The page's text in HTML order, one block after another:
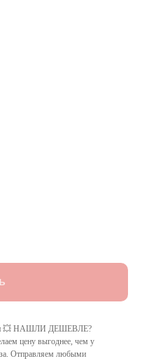
💥 НАШЛИ ДЕШЕВЛЕ?
цену выгоднее, чем у
Отправляем любыми